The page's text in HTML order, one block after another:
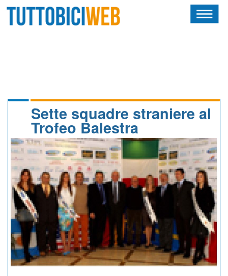
CALENDARIO
OSCAR
ALBI D'ORO
NEWSLETTER
Sette squadre straniere al
Trofeo Balestra